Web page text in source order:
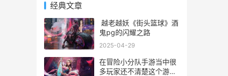
经典文章
越老越妖《街头篮球》酒
鬼pg的闪耀之路
2025-04-29
在冒险小分队手游当中很
多玩家还不清楚这个游戏